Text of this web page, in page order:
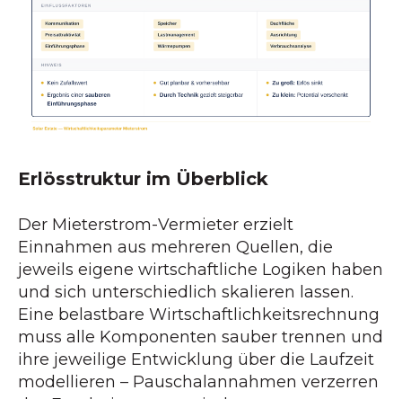
Erlösstruktur im Überblick
Der Mieterstrom-Vermieter erzielt
Einnahmen aus mehreren Quellen, die
jeweils eigene wirtschaftliche Logiken haben
und sich unterschiedlich skalieren lassen.
Eine belastbare Wirtschaftlichkeitsrechnung
muss alle Komponenten sauber trennen und
ihre jeweilige Entwicklung über die Laufzeit
modellieren – Pauschalannahmen verzerren